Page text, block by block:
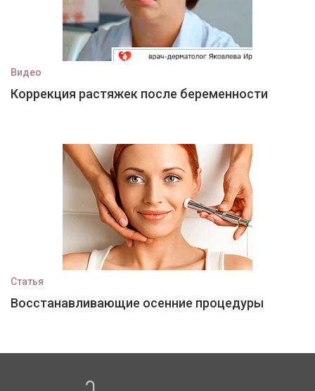
Видео
Коррекция растяжек после беременности
Статья
Восстанавливающие осенние процедуры